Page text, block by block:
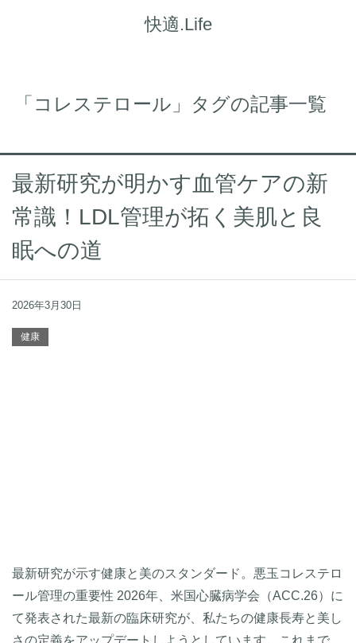
快適.Life
「コレステロール」タグの記事一覧
最新研究が明かす血管ケアの新
常識！LDL管理が拓く美肌と良
眠への道
2026年3月30日
健康
最新研究が示す健康と美のスタンダード。悪玉コレステロ
ール管理の重要性 2026年、米国心臓病学会（ACC.26）に
て発表された最新の臨床研究が、私たちの健康長寿と美し
さの定義をアップデートしようとしています。これまで